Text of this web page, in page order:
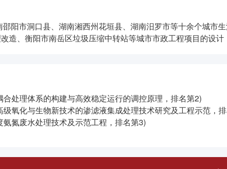
阳市洞口县、湖南湘西州花垣县、湖南汨罗市等十余个城市
造、衡阳市南岳区垃圾压缩中转站等城市市政工程项目的设计
合处理体系的构建与高效稳定运行的调控原理，排名第2)
氧化与生物新技术的渗滤液集成处理技术研究及工程示范，
氨氮废水处理技术及示范工程，排名第3)